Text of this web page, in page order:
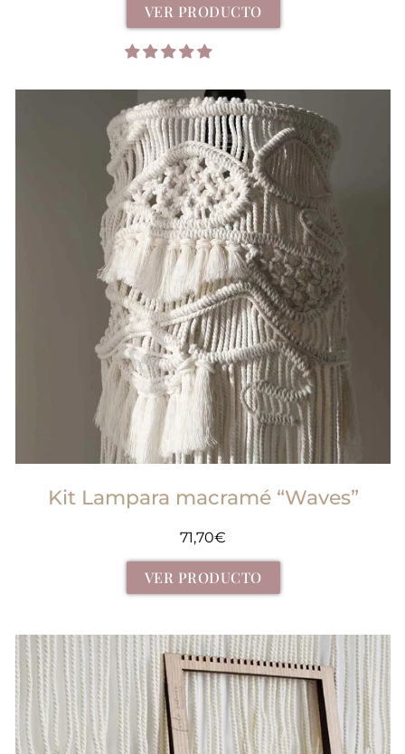
VER PRODUCTO
Kit Lampara macramé “Waves”
71,70€
VER PRODUCTO